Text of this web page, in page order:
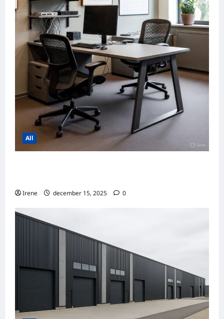
All
Irene december 15, 2025 0